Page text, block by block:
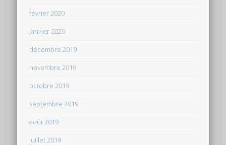
février 2020
janvier 2020
décembre 2019
novembre 2019
octobre 2019
septembre 2019
août 2019
juillet 2019